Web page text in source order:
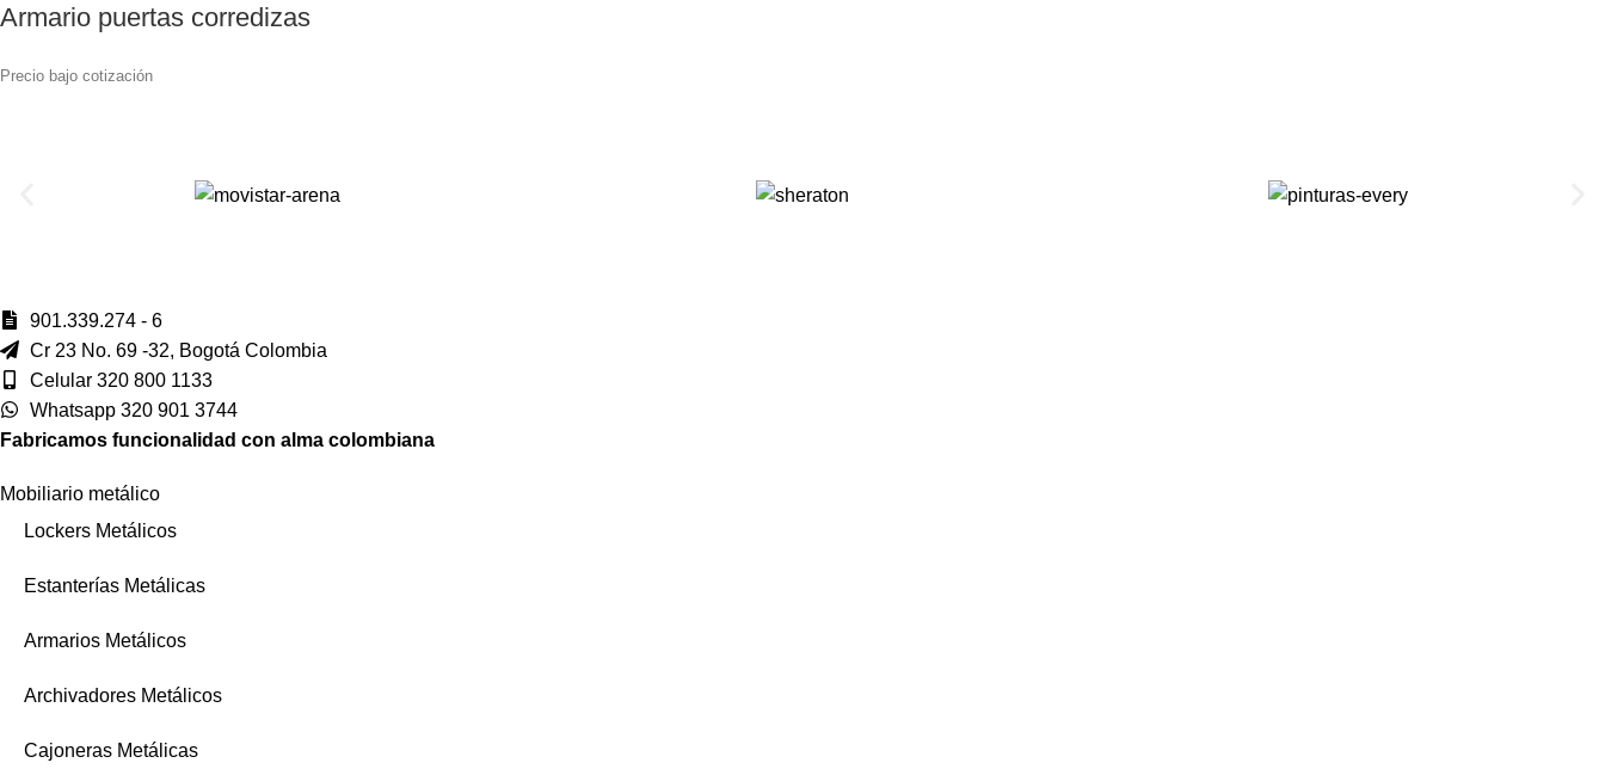
Armario puertas corredizas
Precio bajo cotización
901.339.274 - 6
Cr 23 No. 69 -32, Bogotá Colombia
Celular 320 800 1133
Whatsapp 320 901 3744
Fabricamos funcionalidad con alma colombiana
Mobiliario metálico
Lockers Metálicos
Estanterías Metálicas
Armarios Metálicos
Archivadores Metálicos
Cajoneras Metálicas